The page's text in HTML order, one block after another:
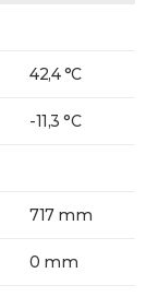
42,4 °C
-11,3 °C
717 mm
0 mm